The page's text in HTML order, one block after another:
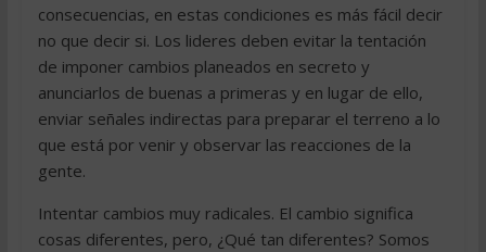
consecuencias, en estas condiciones es más fácil decir
no que decir si. Los lideres deben evitar la tentación
de imponer cambios planeados en secreto y
anunciarlos de buenas a primeras y en lugar de ello,
enviar señales indirectas para preparar el terreno a lo
que está por venir y observar las reacciones de la
gente.
Intentar cambios muy radicales. El cambio significa
cosas diferentes, pero, ¿Qué tan diferentes? Somos